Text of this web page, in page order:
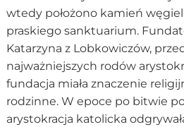
wtedy położono kamień
praskiego sanktuarium.
Katarzyna z Lobkowiczów,
najważniejszych rodów
fundacja miała znaczenie
rodzinne. W epoce po bitwie
arystokracja katolicka